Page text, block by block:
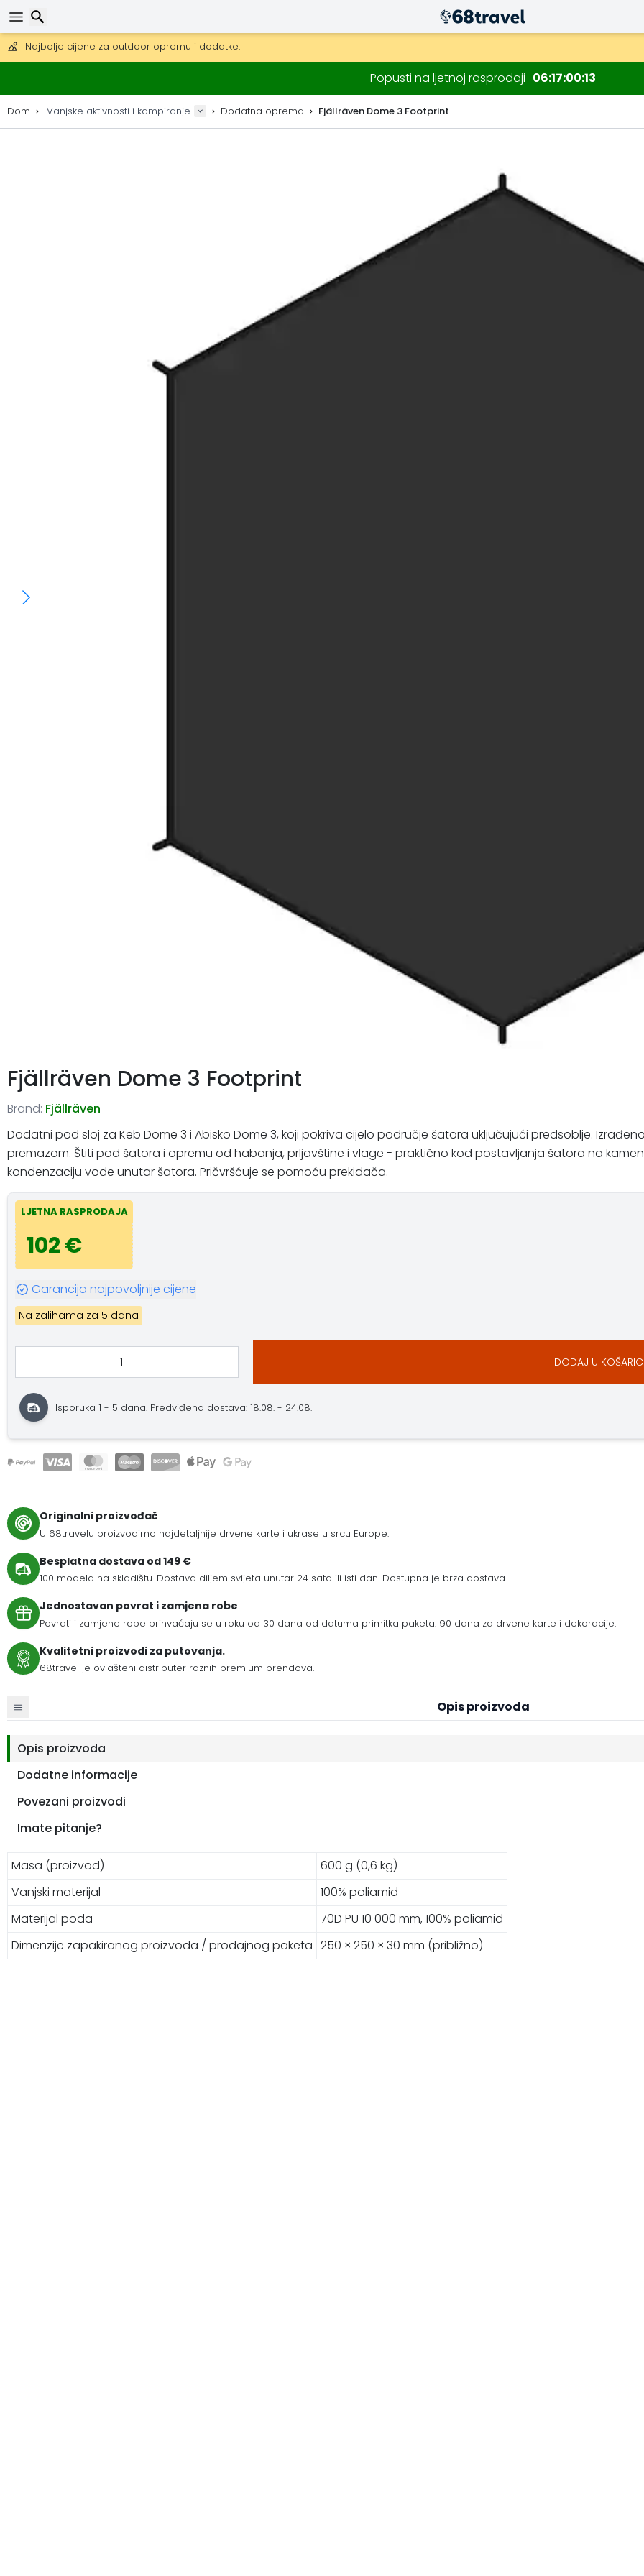
Mogućnost slanja DHL Expressom (dostava unutar 24 sata)
30 dana za povrat, 90 dana za drvene karte i dekoracije.
Najbolje cijene za outdoor opremu i dodatke.
Popusti na ljetnoj rasprodaji 06 17 00 12
Dom Vanjske aktivnosti i kampiranje Dodatna oprema Fjällräven Dome 3 Footprint
Fjällräven Dome 3 Footprint
Brand: Fjällräven
Dodatni pod sloj za Keb Dome 3 i Abisko Dome 3, koji pokriva cijelo područje šatora uključujući predsoblje.
premazom. Štiti pod šatora i opremu od habanja, prljavštine i vlage - praktično kod postavljanja šatora na
kondenzaciju vode unutar šatora. Pričvršćuje se pomoću prekidača.
LJETNA RASPRODAJA
102 €
Garancija najpovoljnije cijene
Na zalihama za 5 dana
DODAJ U
Isporuka 1 - 5 dana. Predviđena dostava: 18.08. - 24.08.
Originalni proizvođač
U 68travelu proizvodimo najdetaljnije drvene karte i ukrase u srcu Europe.
Besplatna dostava od 149 €
100 modela na skladištu. Dostava diljem svijeta unutar 24 sata ili isti dan. Dostupna je brza dostava.
Jednostavan povrat i zamjena robe
Povrati i zamjene robe prihvaćaju se u roku od 30 dana od datuma primitka paketa. 90 dana za drvene karte i dekoracije.
Kvalitetni proizvodi za putovanja.
68travel je ovlašteni distributer raznih premium brendova.
Opis proizvoda
Opis proizvoda
Dodatne informacije
Povezani proizvodi
Imate pitanje?
Masa (proizvod)
600 g (0,6 kg)
Vanjski materijal
100% poliamid
Materijal poda
70D PU 10 000 mm, 100% poliamid
Dimenzije zapakiranog proizvoda / prodajnog paketa 250 × 250 × 30 mm (približno)